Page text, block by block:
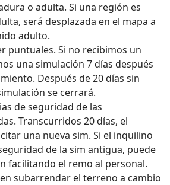
o adulta. Si una región es
será desplazada en el mapa a
adulto.
puntuales. Si no recibimos un
una simulación 7 días después
Después de 20 días sin
se cerrará.
de seguridad de las
Transcurridos 20 días, el
una nueva sim. Si el inquilino
de la sim antigua, puede
facilitando el remo al personal.
subarrendar el terreno a cambio